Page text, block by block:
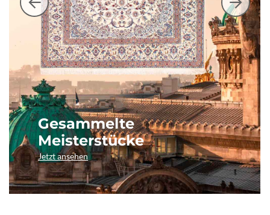
Gesammelte
Meisterstücke
Jetzt ansehen